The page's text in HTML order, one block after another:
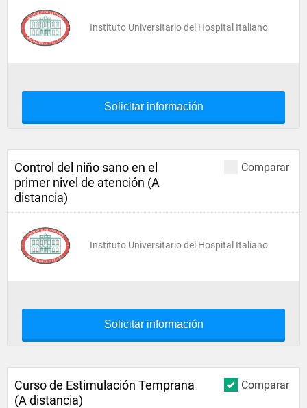
Instituto Universitario del Hospital Italiano
Solicitar información
Comparar
Control del niño sano en el
primer nivel de atención (A
distancia)
Instituto Universitario del Hospital Italiano
Solicitar información
Comparar
Curso de Estimulación Temprana
(A distancia)